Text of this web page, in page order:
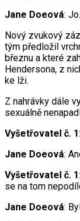
Jane Doeová: Jo.
Nový zvukový
tým předložil
březnu a které
Hendersona, z
ke lži.
Z nahrávky dále
sexuálně
Vyšetřovatel č. 1
Jane Doeová:
Vyšetřovatel č. 1
se na tom
Jane Doeová: